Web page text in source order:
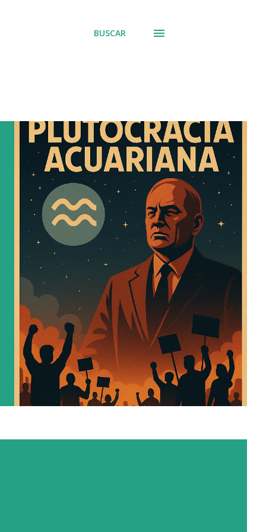
BUSCAR